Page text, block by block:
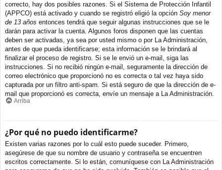
correcto, hay dos posibles razones. Si el Sistema de Protección Infantil
(APPCO) está activado y cuando se registró eligió la opción Soy menor
de 13 años entonces tendrá que seguir algunas instrucciones que se le
darán para activar la cuenta. Algunos foros disponen que las cuentas
deben ser activadas, ya sea por usted mismo o por La Administración,
antes de que pueda identificarse; esta información se le brindará al
finalizar el proceso de registro. Si se le envió un e-mail, siga las
instrucciones. Si no recibió ningún e-mail, seguramente la dirección de
correo electrónico que proporcionó no es correcta o tal vez haya sido
capturada por un filtro anti-spam. Si está seguro de que la dirección de e-
mail que proporcionó es correcta, envíe un mensaje a La Administración.
Arriba
¿Por qué no puedo identificarme?
Existen varias razones por lo cuál esto puede suceder. Primero,
asegúrese de que su nombre de usuario y contraseña se encuentren
escritos correctamente. Si lo están, comuníquese con La Administración